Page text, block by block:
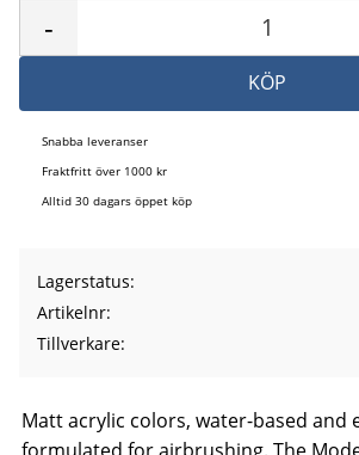
-
KÖP
Snabba leveranser
Fraktfritt över 1000 kr
Alltid 30 dagars öppet köp
Lagerstatus
Artikelnr
Tillverkare
Matt acrylic colors, water-based and